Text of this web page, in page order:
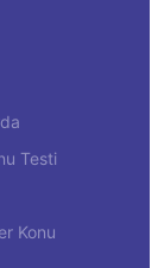
Testi
Konu